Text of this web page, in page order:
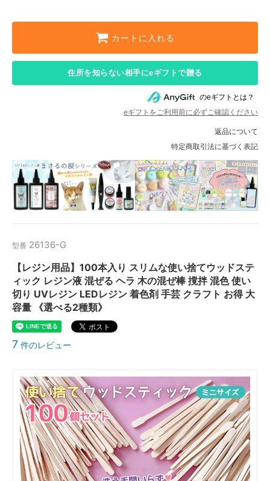
カートに入れる
住所を知らない相手にeギフトで贈る
のeギフトとは？
eギフトをご利用前に必ずご確認ください
返品について
特定商取引法に基づく表記
型番 26136-G
【レジン用品】100本入り スリムな使い捨てウッドステ
ィック レジン液 混ぜる ヘラ 木の混ぜ棒 撹拌 混色 使い
切り UVレジン LEDレジン 着色剤 手芸 クラフト お得 大
容量 《選べる2種類》
7 件のレビュー